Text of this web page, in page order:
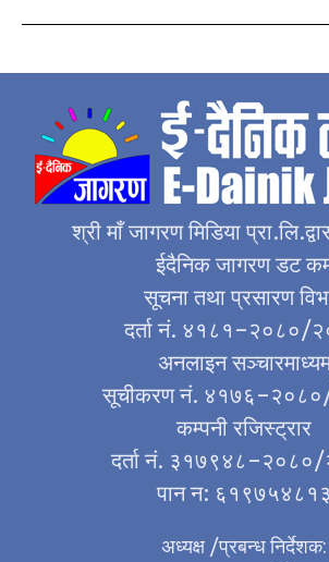
श्री माँ जागरण मिडिया
ईदैनिक जागरण डट
सूचना तथा प्रसारण
दर्ता नं. ४१८१–२०८०/
अनलाइन
सूचीकरण नं.
कम्पनी रजिस्ट्रार
दर्ता नं.
पान न: ६१९७५४८१३
अध्यक्ष /प्रबन्ध निर्देशक: